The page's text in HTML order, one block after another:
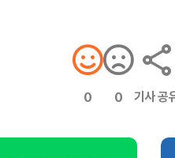
0 0 기사 공